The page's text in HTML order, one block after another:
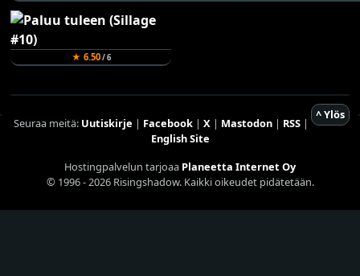
★ 6.50/ 6
^ Ylös
Seuraa meitä: Uutiskirje | Facebook| X| Mastodon| RSS|
English Site
Hostingpalvelun tarjoaa Planeetta Internet Oy
© 1996 - 2026 Risingshadow. Kaikki oikeudet pidätetään.